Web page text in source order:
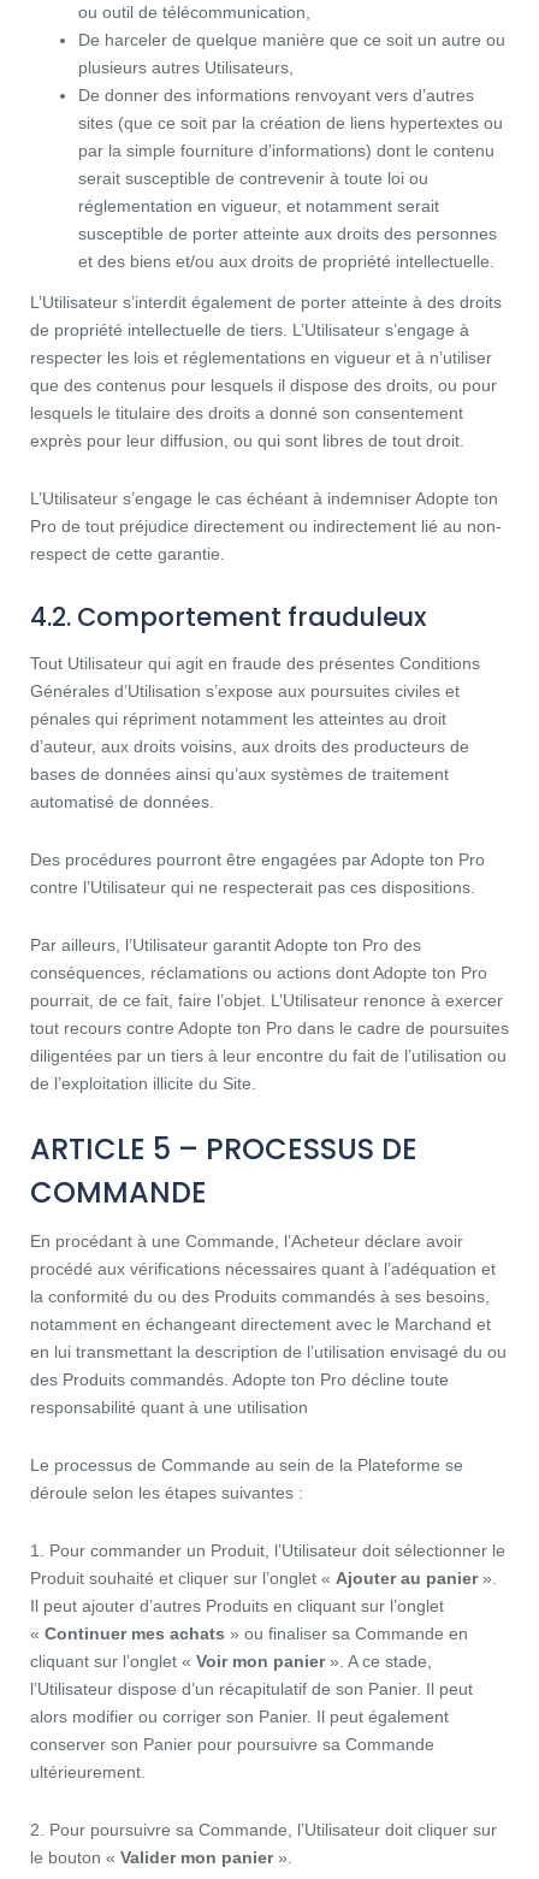
ou outil de télécommunication,
De harceler de quelque manière que ce soit un autre ou
plusieurs autres Utilisateurs,
De donner des informations renvoyant vers d’autres
sites (que ce soit par la création de liens hypertextes ou
par la simple fourniture d’informations) dont le contenu
serait susceptible de contrevenir à toute loi ou
réglementation en vigueur, et notamment serait
susceptible de porter atteinte aux droits des personnes
et des biens et/ou aux droits de propriété intellectuelle.
L’Utilisateur s’interdit également de porter atteinte à des droits
de propriété intellectuelle de tiers. L’Utilisateur s’engage à
respecter les lois et réglementations en vigueur et à n’utiliser
que des contenus pour lesquels il dispose des droits, ou pour
lesquels le titulaire des droits a donné son consentement
exprès pour leur diffusion, ou qui sont libres de tout droit.
L’Utilisateur s’engage le cas échéant à indemniser Adopte ton
Pro de tout préjudice directement ou indirectement lié au non-
respect de cette garantie.
4.2. Comportement frauduleux
Tout Utilisateur qui agit en fraude des présentes Conditions
Générales d’Utilisation s’expose aux poursuites civiles et
pénales qui répriment notamment les atteintes au droit
d’auteur, aux droits voisins, aux droits des producteurs de
bases de données ainsi qu’aux systèmes de traitement
automatisé de données.
Des procédures pourront être engagées par Adopte ton Pro
contre l’Utilisateur qui ne respecterait pas ces dispositions.
Par ailleurs, l’Utilisateur garantit Adopte ton Pro des
conséquences, réclamations ou actions dont Adopte ton Pro
pourrait, de ce fait, faire l’objet. L’Utilisateur renonce à exercer
tout recours contre Adopte ton Pro dans le cadre de poursuites
diligentées par un tiers à leur encontre du fait de l’utilisation ou
de l’exploitation illicite du Site.
ARTICLE 5 – PROCESSUS DE
COMMANDE
En procédant à une Commande, l’Acheteur déclare avoir
procédé aux vérifications nécessaires quant à l’adéquation et
la conformité du ou des Produits commandés à ses besoins,
notamment en échangeant directement avec le Marchand et
en lui transmettant la description de l’utilisation envisagé du ou
des Produits commandés. Adopte ton Pro décline toute
responsabilité quant à une utilisation
Le processus de Commande au sein de la Plateforme se
déroule selon les étapes suivantes :
1. Pour commander un Produit, l’Utilisateur doit sélectionner le
Produit souhaité et cliquer sur l’onglet « Ajouter au panier».
Il peut ajouter d’autres Produits en cliquant sur l’onglet
« Continuer mes achats » ou finaliser sa Commande en
cliquant sur l’onglet « Voir mon panier». A ce stade,
l’Utilisateur dispose d’un récapitulatif de son Panier. Il peut
alors modifier ou corriger son Panier. Il peut également
conserver son Panier pour poursuivre sa Commande
ultérieurement.
2. Pour poursuivre sa Commande, l’Utilisateur doit cliquer sur
le bouton « Valider mon panier».